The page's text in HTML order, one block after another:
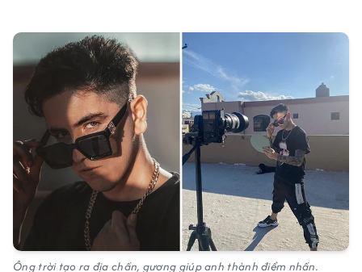
Ông trời tạo ra địa chấn, gương giúp anh thành điểm nhấn.